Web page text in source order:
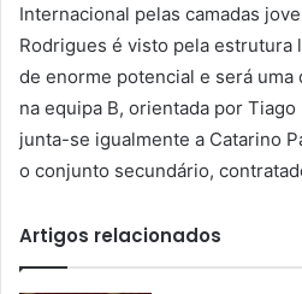
Internacional pelas camadas
Rodrigues é visto pela estrutura
de enorme potencial e será uma
na equipa B, orientada por
junta-se igualmente a Catarino
o conjunto secundário,
Artigos relacionados